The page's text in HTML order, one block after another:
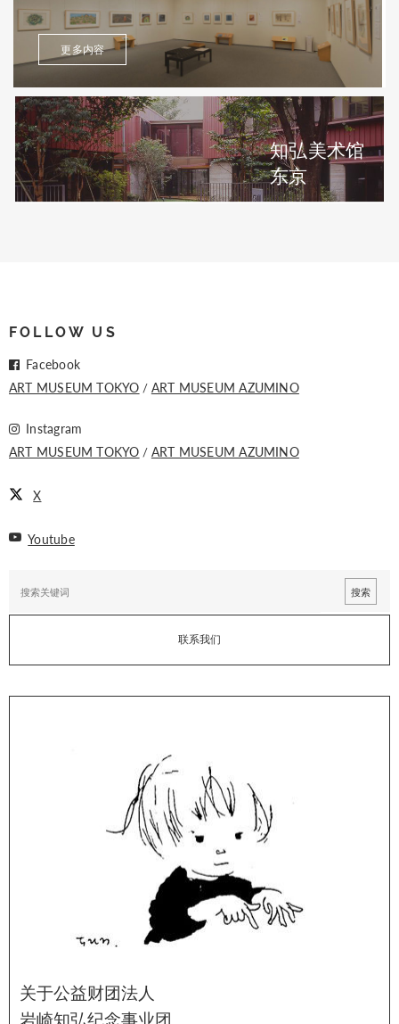
更多内容
知弘美术馆
东京
FOLLOW US
Facebook
ART MUSEUM TOKYO
ART MUSEUM AZUMINO
Instagram
ART MUSEUM TOKYO
ART MUSEUM AZUMINO
X
Youtube
联系我们
关于公益财团法人